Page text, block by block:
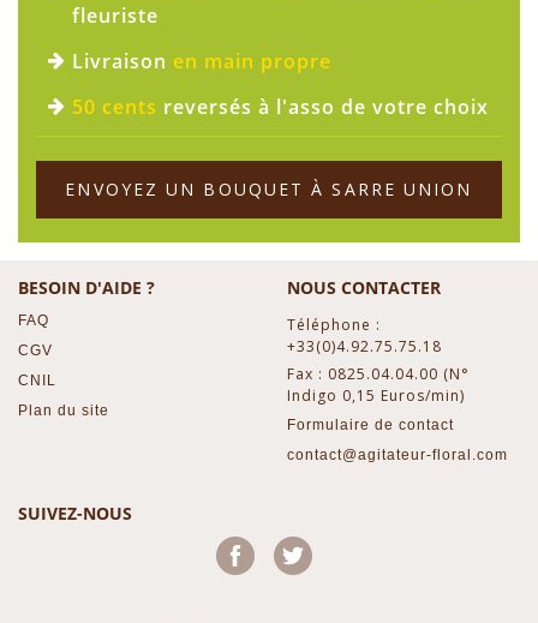
fleuriste
Livraison en main propre
50 cents reversés à l'asso de votre choix
ENVOYEZ UN BOUQUET À SARRE UNION
BESOIN D'AIDE ?
FAQ
CGV
CNIL
Plan du site
NOUS CONTACTER
Téléphone :
+33(0)4.92.75.75.18
Fax : 0825.04.04.00 (N°
Indigo 0,15 Euros/min)
Formulaire de contact
contact@agitateur-floral.com
SUIVEZ-NOUS
Facebook